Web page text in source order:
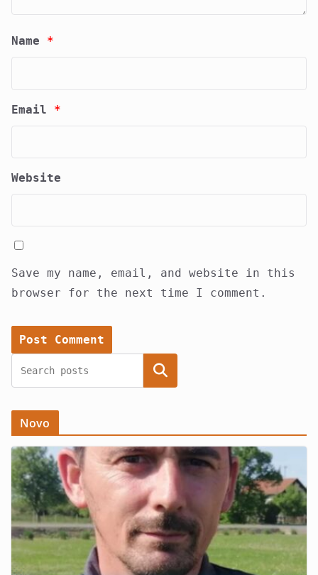
Name *
Email *
Website
Save my name, email, and website in this
browser for the next time I comment.
Search
Novo